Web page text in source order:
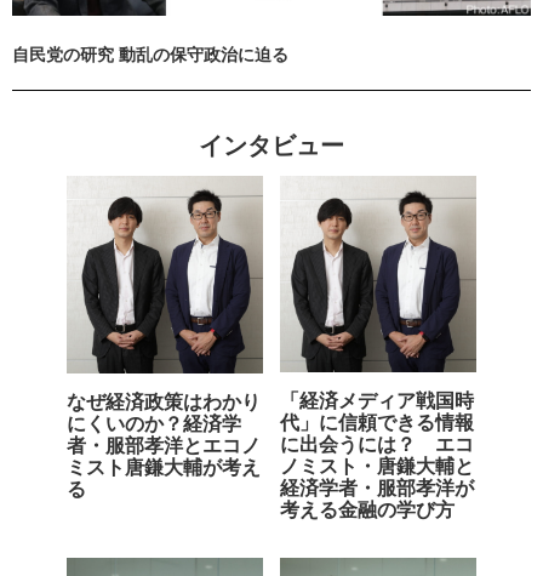
自民党の研究 動乱の保守政治に迫る
インタビュー
なぜ経済政策はわかり
にくいのか？経済学
者・服部孝洋とエコノ
ミスト唐鎌大輔が考え
る
「経済メディア戦国時
代」に信頼できる情報
に出会うには？ エコ
ノミスト・唐鎌大輔と
経済学者・服部孝洋が
考える金融の学び方